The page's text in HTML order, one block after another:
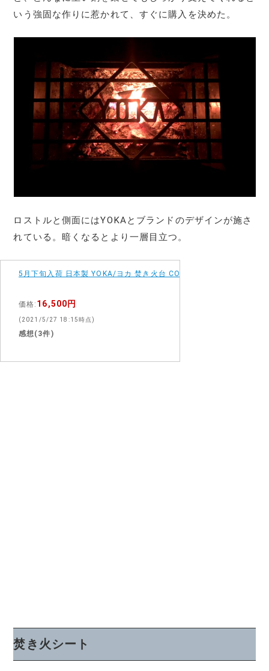
いう強固な作りに惹かれて、すぐに購入を決めた。
ロストルと側面にはYOKAとブランドのデザインが施さ
れている。暗くなるとより一層目立つ。
5月下旬入荷 日本製 YOKA/ヨカ 焚き火台 COOKING FIRE PIT グリ
価格: 16,500円
(2021/5/27 18:15時点)
感想(3件)
焚き火シート